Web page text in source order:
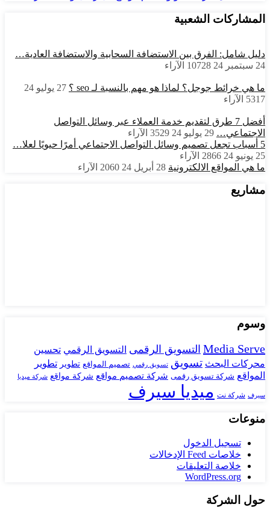
المشاركات الشعبية
دليل شامل: الفرق بين الاستضافة السحابية والاستضافة العادية…
24 سبتمبر 24
10728 الآراء
ما هي خرائط جوجل؟ لماذا هو مهم بالنسبة لـ seo ؟
27 يوليو 24
5317 الآراء
أفضل 7 طرق لتقديم خدمة العملاء عبر وسائل التواصل
الاجتماعي… 29 يوليو 24 3529 الآراء
5 أسباب تجعل تصميم وسائل التواصل الاجتماعي أمرًا حيويًا لعلا…
25 يونيو 24
2866 الآراء
ما هي المواقع الالكترونية 28 أبريل 24 2060 الآراء
مشاريع
وسوم
Media Serve التسويق الرقمى التسويق الرقمي تحسين
محركات البحث تسويق تسويق رقمي تصميم المواقع تطوير تطوير
المواقع شركة تسويق رقمى شركة تصميم مواقع شركة مواقع شركة ميديا
سيرف شركة نت ميديا سيرف
منوعات
تسجيل الدخول
خلاصات Feed الإدخالات
خلاصة التعليقات
WordPress.org
حول الشركة